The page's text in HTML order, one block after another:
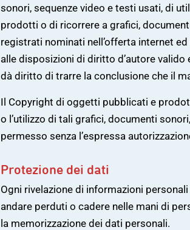
sonori, sequenze video e testi usati, di
prodotti o di ricorrere a grafici,
registrati nominati nell’offerta internet
alle disposizioni di diritto d’autore
dà diritto di trarre la conclusione che il
Il Copyright di oggetti pubblicati e
o l’utilizzo di tali grafici, documenti
permesso senza l’espressa
Protezione dei dati
Ogni rivelazione di informazioni
andare perduti o cadere nelle mani di
la memorizzazione dei dati personali.